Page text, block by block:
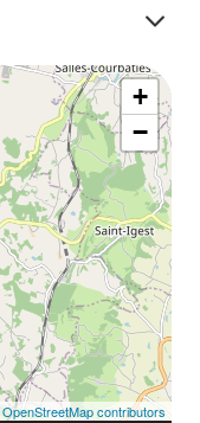
ou
ou
+
−
OpenStreetMap contributors